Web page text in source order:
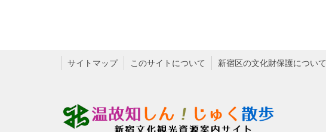
サイトマップ このサイトについて 新宿区の文化財保護について